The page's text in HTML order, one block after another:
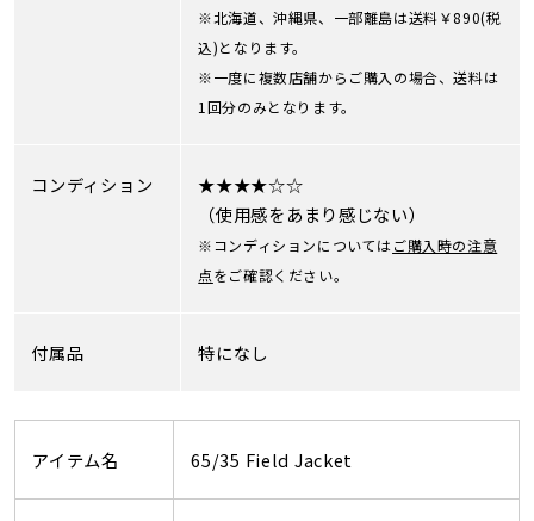
※北海道、沖縄県、一部離島は送料￥890(税
込)となります。
※一度に複数店舗からご購入の場合、送料は
1回分のみとなります。
コンディション
★★★★☆☆
（使用感をあまり感じない）
※コンディションについてはご購入時の注意
点をご確認ください。
付属品 特になし
アイテム名 65/35 Field Jacket